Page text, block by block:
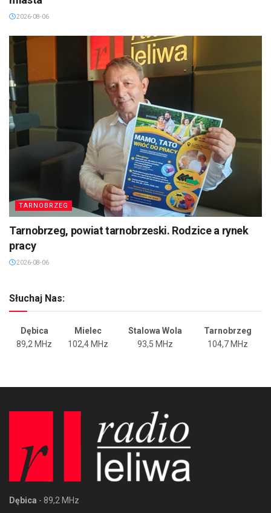
2026-08-06
TARNOBRZEG
Tarnobrzeg, powiat tarnobrzeski. Rodzice a rynek
pracy
2026-08-06
Słuchaj Nas:
Dębica Mielec Stalowa Wola
Tarnobrzeg
89,2 MHz
102,4 MHz 93,5 MHz 104,7 MHz
Dębica - 89,2 MHz